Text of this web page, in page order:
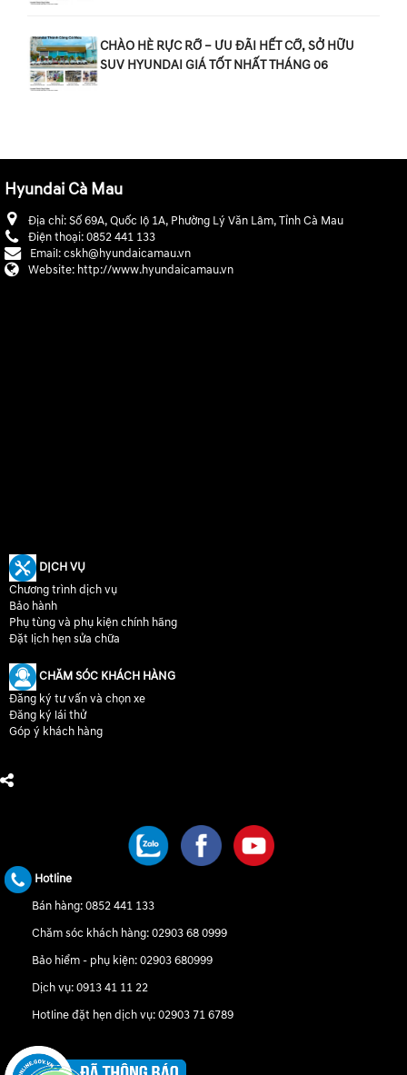
CHÀO HÈ RỰC RỠ – ƯU ĐÃI HẾT CỠ, SỞ HỮU
SUV HYUNDAI GIÁ TỐT NHẤT THÁNG 06
Hyundai Cà Mau
Địa chỉ:Số 69A, Quốc lộ 1A, Phường Lý Văn Lâm, Tỉnh Cà Mau
Điện thoại:0852 441 133
Email:cskh@hyundaicamau.vn
Website: http://www.hyundaicamau.vn
DỊCH VỤ
Chương trình dịch vụ
Bảo hành
Phụ tùng và phụ kiện chính hãng
Đặt lịch hẹn sửa chữa
CHĂM SÓC KHÁCH HÀNG
Đăng ký tư vấn và chọn xe
Đăng ký lái thử
Góp ý khách hàng
Hotline
Bán hàng:0852 441 133
Chăm sóc khách hàng:02903 68 0999
Bảo hiểm - phụ kiện:02903 680999
Dịch vụ:0913 41 11 22
Hotline đặt hẹn dịch vụ:02903 71 6789